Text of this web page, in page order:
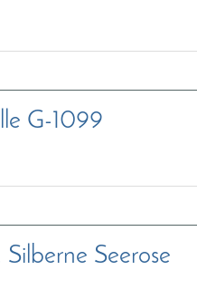
G-1099
Seerose